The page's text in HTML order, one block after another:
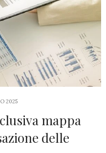
2025
mappa
delle